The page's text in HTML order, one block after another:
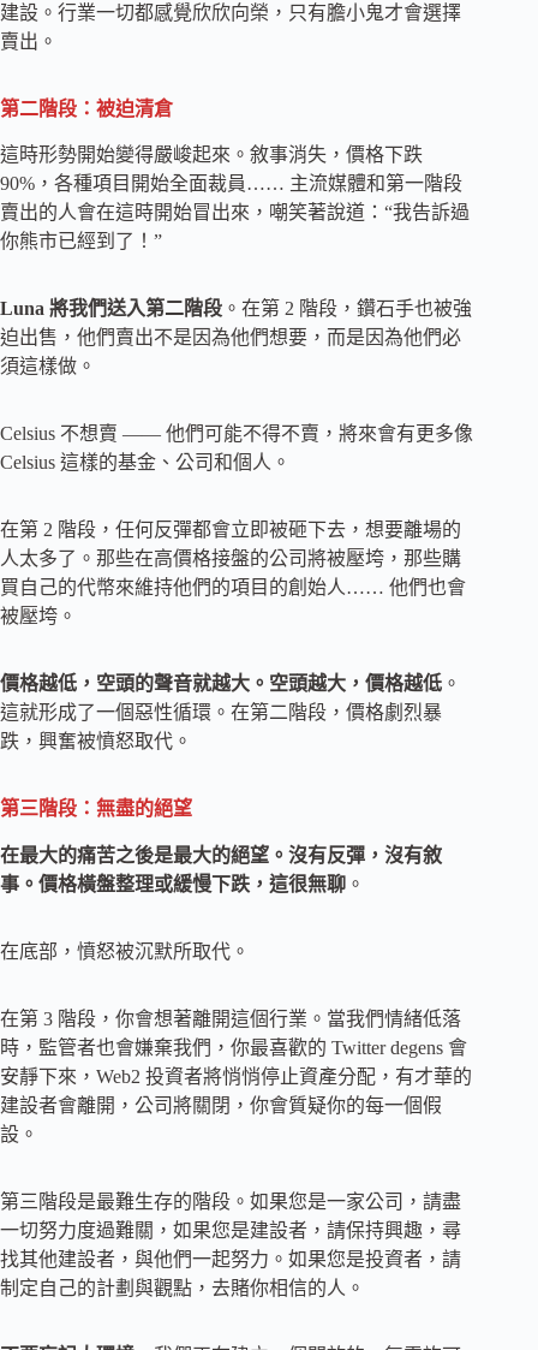
建設。行業一切都感覺欣欣向榮，只有膽小鬼才會選擇
賣出。
第二階段：被迫清倉
這時形勢開始變得嚴峻起來。敘事消失，價格下跌
90%，各種項目開始全面裁員…… 主流媒體和第一階段
賣出的人會在這時開始冒出來，嘲笑著說道：“我告訴過
你熊市已經到了！”
Luna 將我們送入第二階段 。在第 2 階段，鑽石手也被強
迫出售，他們賣出不是因為他們想要，而是因為他們必
須這樣做。
Celsius 不想賣 —— 他們可能不得不賣，將來會有更多像
Celsius 這樣的基金、公司和個人。
在第 2 階段，任何反彈都會立即被砸下去，想要離場的
人太多了。那些在高價格接盤的公司將被壓垮，那些購
買自己的代幣來維持他們的項目的創始人…… 他們也會
被壓垮。
價格越低，空頭的聲音就越大。空頭越大，價格越低 。
這就形成了一個惡性循環。在第二階段，價格劇烈暴
跌，興奮被憤怒取代。
第三階段：無盡的絕望
在最大的痛苦之後是最大的絕望。沒有反彈，沒有敘
事。價格橫盤整理或緩慢下跌，這很無聊 。
在底部，憤怒被沉默所取代。
在第 3 階段，你會想著離開這個行業。當我們情緒低落
時，監管者也會嫌棄我們，你最喜歡的 Twitter degens 會
安靜下來，Web2 投資者將悄悄停止資產分配，有才華的
建設者會離開，公司將關閉，你會質疑你的每一個假
設。
第三階段是最難生存的階段。如果您是一家公司，請盡
一切努力度過難關，如果您是建設者，請保持興趣，尋
找其他建設者，與他們一起努力。如果您是投資者，請
制定自己的計劃與觀點，去賭你相信的人。